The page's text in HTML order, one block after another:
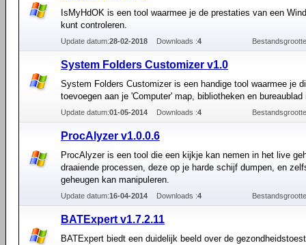
IsMyHdOK is een tool waarmee je de prestaties van een
kunt controleren.
Update datum:28-02-2018 Downloads :4
System Folders Customizer v1.0
System Folders Customizer is een handige tool waarmee je
toevoegen aan je 'Computer' map, bibliotheken en bureaublad
Update datum:01-05-2014 Downloads :4
ProcAlyzer v1.0.0.6
ProcAlyzer is een tool die een kijkje kan nemen in het live
draaiende processen, deze op je harde schijf dumpen, en
geheugen kan manipuleren.
Update datum:16-04-2014 Downloads :4
BATExpert v1.7.2.11
BATExpert biedt een duidelijk beeld over de